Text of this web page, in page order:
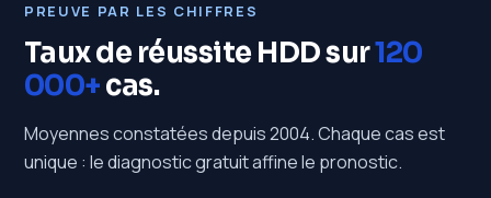
PREUVE PAR LES CHIFFRES
Taux de réussite HDD sur120
000+cas.
Moyennes constatées depuis 2004. Chaque cas est
unique : le diagnostic gratuit affine le pronostic.